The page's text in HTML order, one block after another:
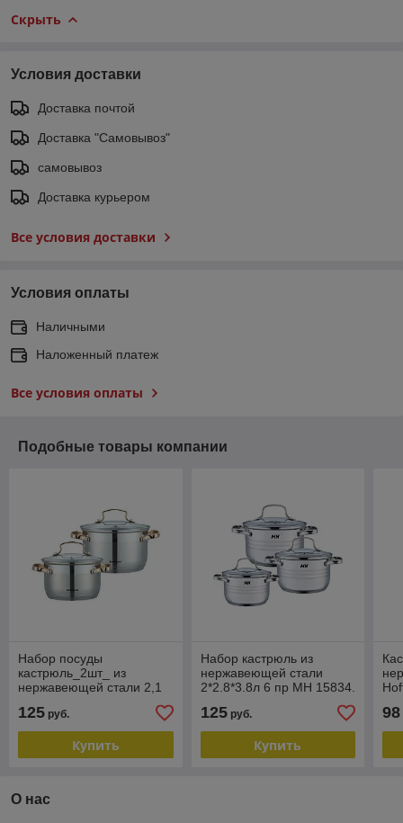
Скрыть
Условия доставки
Доставка почтой
Доставка "Самовывоз"
самовывоз
Доставка курьером
Все условия доставки
Условия оплаты
Наличными
Наложенный платеж
Все условия оплаты
Подобные товары компании
Набор посуды
кастрюль_2шт_ из
нержавеющей стали 2,1
л,2,9 л Bohmann BH-1902
G
125 руб.
Купить
Набор кастрюль из
нержавеющей стали
2*2.8*3.8л 6 пр MH 15834.
125руб.
Купить
98
О нас